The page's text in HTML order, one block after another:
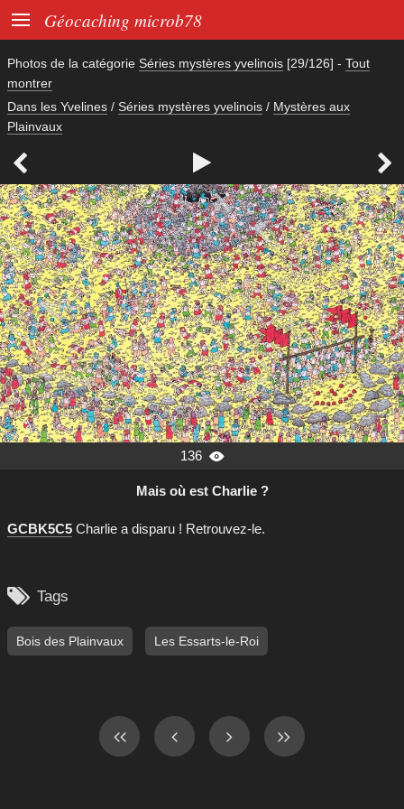
 Géocaching microb78
Photos de la catégorie Séries mystères yvelinois [29/126] - Tout
montrer
Dans les Yvelines / Séries mystères yvelinois / Mystères aux
Plainvaux
  
136 
Mais où est Charlie ?
GCBK5C5 Charlie a disparu ! Retrouvez-le.
 Tags
Bois des Plainvaux Les Essarts-le-Roi